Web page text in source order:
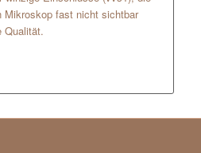
Mikroskop fast nicht sichtbar
Qualität.